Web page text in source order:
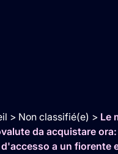
> Non classifié(e) > Le
da acquistare ora:
a un fiorente